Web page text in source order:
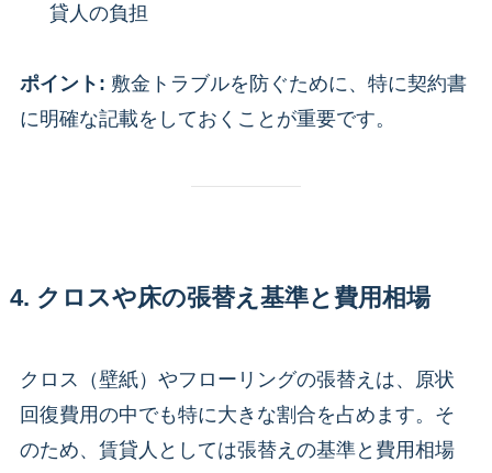
貸人の負担
ポイント: 敷金トラブルを防ぐために、特に契約書
に明確な記載をしておくことが重要です。
4. クロスや床の張替え基準と費用相場
クロス（壁紙）やフローリングの張替えは、原状
回復費用の中でも特に大きな割合を占めます。そ
のため、賃貸人としては張替えの基準と費用相場